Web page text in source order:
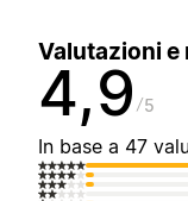
Valutazioni e
4,9 5
In base a 47